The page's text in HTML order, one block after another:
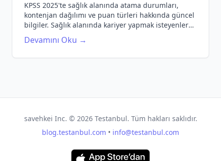
KPSS 2025'te sağlık alanında atama durumları,
kontenjan dağılımı ve puan türleri hakkında güncel
bilgiler. Sağlık alanında kariyer yapmak isteyenler
için rehber niteliğinde bilgiler.
Devamını Oku →
savehkei Inc. © 2026Testanbul. Tüm hakları saklıdır.
blog.testanbul.com • info@testanbul.com